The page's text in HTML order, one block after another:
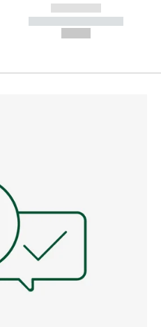
------------
----------- -----------